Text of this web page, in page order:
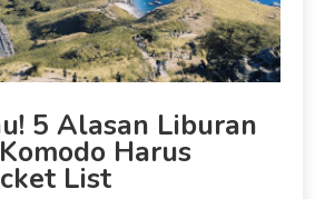
5 Alasan Liburan
Harus
List